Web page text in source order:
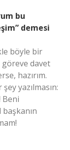
bu
demesi
böyle bir
davet
hazırım.
yazılmasın:
Beni